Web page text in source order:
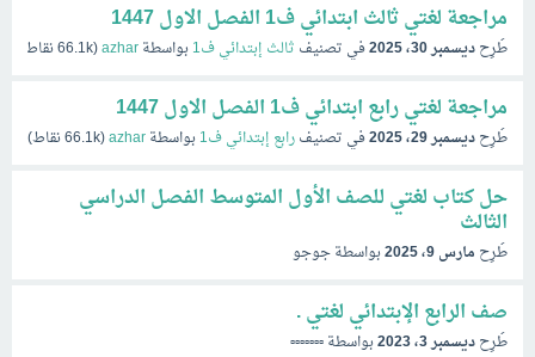
مراجعة لغتي ثالث ابتدائي ف1 الفصل الاول 1447
طُرِحديسمبر 30، 2025 في تصنيف ثالث إبتدائي ف1 بواسطةazhar
(
66.1kنقاط)
مراجعة لغتي رابع ابتدائي ف1 الفصل الاول 1447
طُرِحديسمبر 29، 2025 في تصنيفرابع إبتدائي ف1 بواسطةazhar
(
66.1kنقاط)
حل كتاب لغتي للصف الأول المتوسط الفصل الدراسي
الثالث
طُرِح مارس 9، 2025 بواسطةجوجو
صف الرابع الإبتدائي لغتي .
طُرِحديسمبر 3، 2023 بواسطة▫️▫️▫️▫️▫️▫️▫️